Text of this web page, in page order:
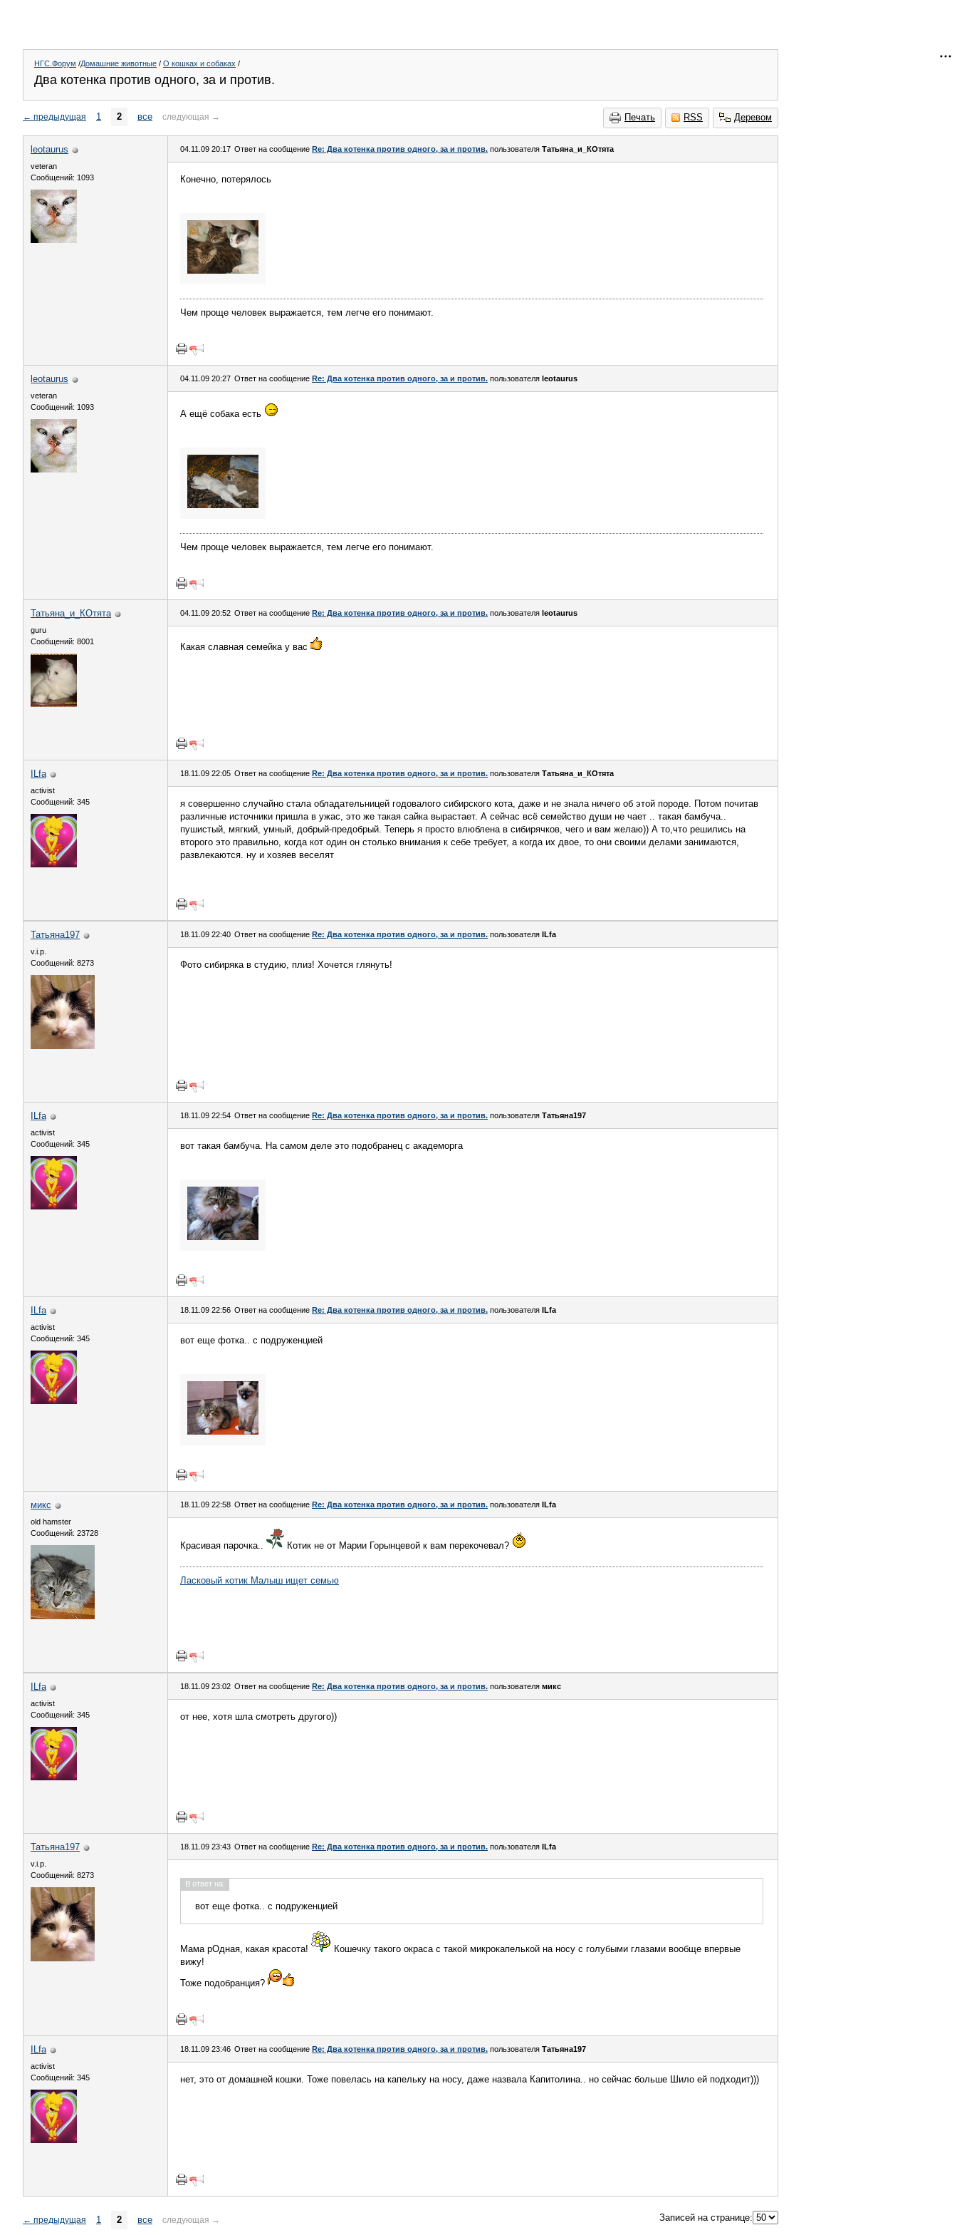
НГС.Форум /Домашние животные / О кошках и собаках /
Два котенка против одного, за и против.
Печать RSS Деревом
← предыдущая 1 2 все следующая →
leotaurus
veteran
Сообщений: 1093
04.11.09 20:17 Ответ на сообщение Re: Два котенка против одного, за и против. пользователя Татьяна_и_КОтята
Конечно, потерялось
Чем проще человек выражается, тем легче его понимают.
leotaurus
veteran
Сообщений: 1093
04.11.09 20:27 Ответ на сообщение Re: Два котенка против одного, за и против. пользователя leotaurus
А ещё собака есть
Чем проще человек выражается, тем легче его понимают.
Татьяна_и_КОтята
guru
Сообщений: 8001
04.11.09 20:52 Ответ на сообщение Re: Два котенка против одного, за и против. пользователя leotaurus
Какая славная семейка у вас
ILfa
activist
Сообщений: 345
18.11.09 22:05 Ответ на сообщение Re: Два котенка против одного, за и против. пользователя Татьяна_и_КОтята
я совершенно случайно стала обладательницей годовалого сибирского кота, даже и не знала ничего об этой породе. Потом почитав
различные источники пришла в ужас, это же такая сайка вырастает. А сейчас всё семейство души не чает .. такая бамбуча..
пушистый, мягкий, умный, добрый-предобрый. Теперь я просто влюблена в сибирячков, чего и вам желаю)) А то,что решились на
второго это правильно, когда кот один он столько внимания к себе требует, а когда их двое, то они своими делами занимаются,
развлекаются. ну и хозяев веселят
Татьяна197
v.i.p.
Сообщений: 8273
18.11.09 22:40 Ответ на сообщение Re: Два котенка против одного, за и против. пользователя ILfa
Фото сибиряка в студию, плиз! Хочется глянуть!
ILfa
activist
Сообщений: 345
18.11.09 22:54 Ответ на сообщение Re: Два котенка против одного, за и против. пользователя Татьяна197
вот такая бамбуча. На самом деле это подобранец с академорга
ILfa
activist
Сообщений: 345
18.11.09 22:56 Ответ на сообщение Re: Два котенка против одного, за и против. пользователя ILfa
вот еще фотка.. с подруженцией
микс
old hamster
Сообщений: 23728
18.11.09 22:58 Ответ на сообщение Re: Два котенка против одного, за и против. пользователя ILfa
Красивая парочка.. Котик не от Марии Горынцевой к вам перекочевал?
Ласковый котик Малыш ищет семью
ILfa
activist
Сообщений: 345
18.11.09 23:02 Ответ на сообщение Re: Два котенка против одного, за и против. пользователя микс
от нее, хотя шла смотреть другого))
Татьяна197
v.i.p.
Сообщений: 8273
18.11.09 23:43 Ответ на сообщение Re: Два котенка против одного, за и против. пользователя ILfa
В ответ на:
вот еще фотка.. с подруженцией
Мама рОдная, какая красота!
Кошечку такого окраса с такой микрокапелькой на носу с голубыми глазами вообще впервые
вижу!
Тоже подобранция?
ILfa
activist
Сообщений: 345
18.11.09 23:46 Ответ на сообщение Re: Два котенка против одного, за и против. пользователя Татьяна197
нет, это от домашней кошки. Тоже повелась на капельку на носу, даже назвала Капитолина.. но сейчас больше Шило ей подходит)))
← предыдущая 1 2 все следующая → Записей на странице: